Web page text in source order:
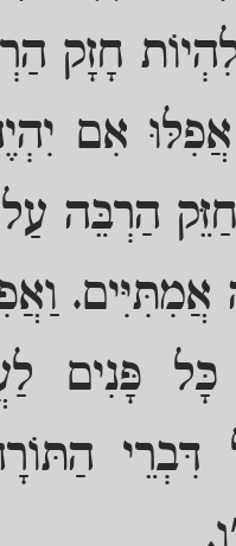
חָזָק
אִם
הַרְבֵּה
פָּנִים